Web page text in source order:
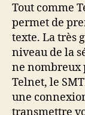
Tout comme
permet de
texte. La très
niveau de la
ne nombreux
Telnet, le
une
transmettre